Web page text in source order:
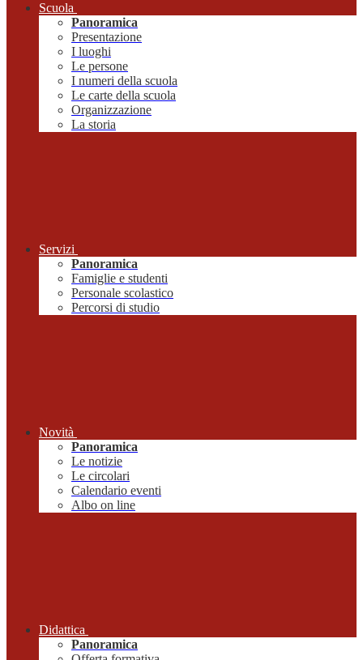
Scuola
Panoramica
Presentazione
I luoghi
Le persone
I numeri della scuola
Le carte della scuola
Organizzazione
La storia
Servizi
Panoramica
Famiglie e studenti
Personale scolastico
Percorsi di studio
Novità
Panoramica
Le notizie
Le circolari
Calendario eventi
Albo on line
Didattica
Panoramica